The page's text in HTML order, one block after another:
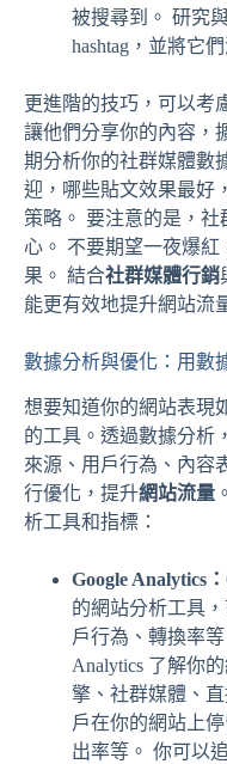
被搜尋到。 研究
hashtag，並將它
更進階的技巧，可以考
讓他們分享你的內容，
期分析你的社群媒體數
迎，哪些貼文效果最好
策略。 要注意的是，
心。 不要期望一夜爆
果。 結合社群媒體行銷
能更有效地提升網站流
數據分析與優化：用數
想要知道你的網站表現
的工具。透過數據分析
來源、用戶行為、內容
行優化，提升網站流量
析工具和指標：
Google Analytics：
的網站分析工具
戶行為、轉換率
Analytics 了解你
擎、社群媒體、
戶在你的網站上
出率等。 你可以